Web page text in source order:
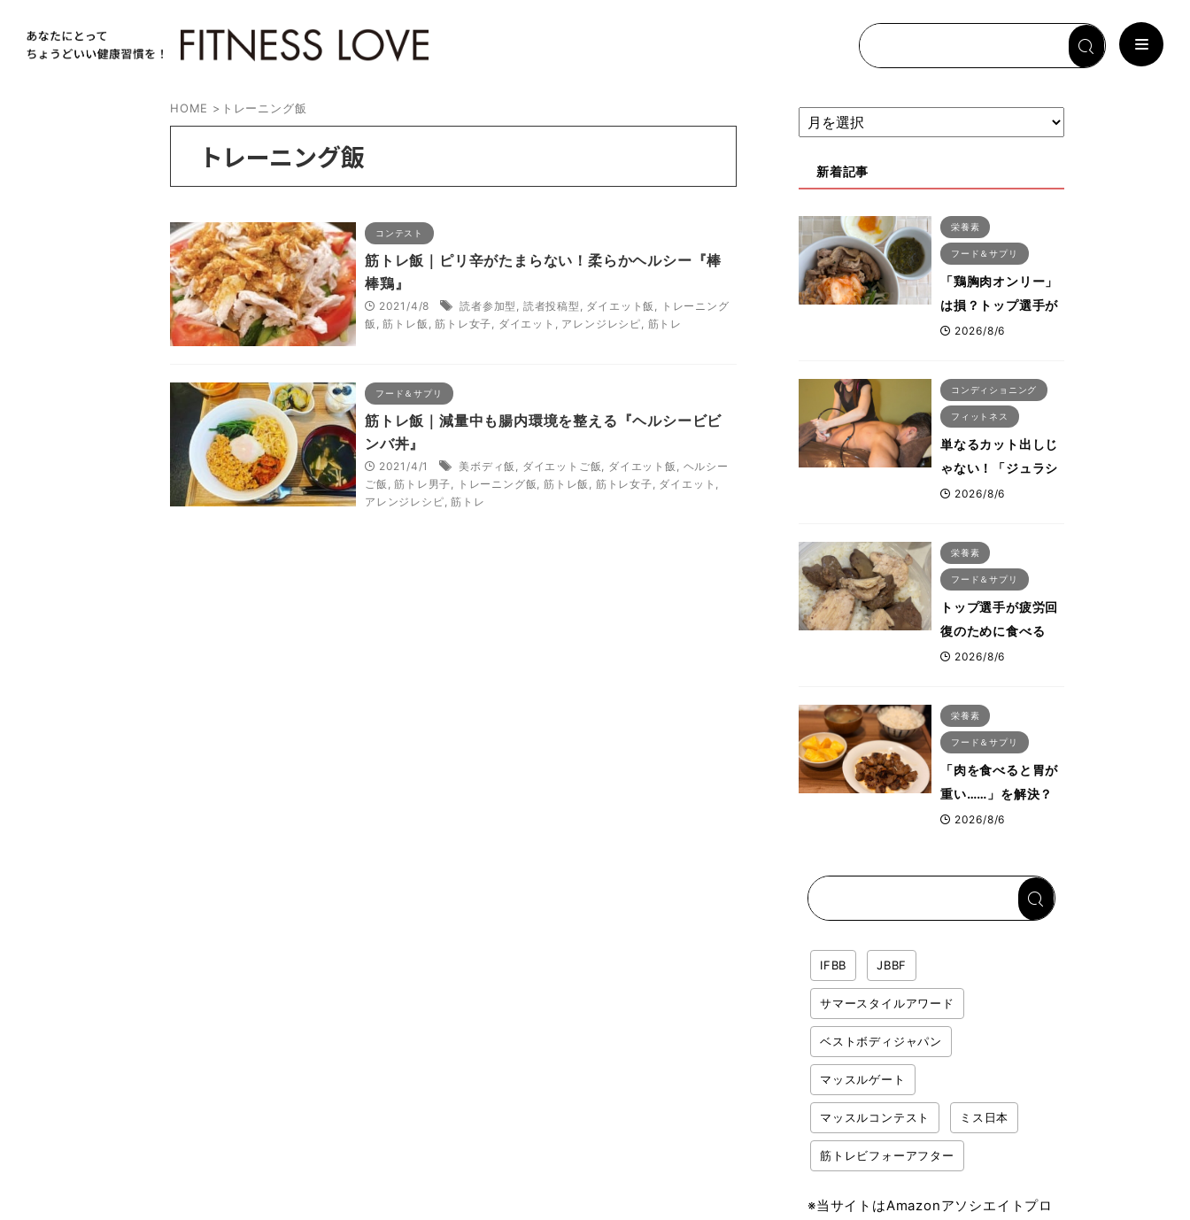
HOME > トレーニング飯
トレーニング飯
コンテスト
筋トレ飯｜ピリ辛がたまらない！柔らかヘルシー『棒
棒鶏』
2021/4/8 読者参加型 , 読者投稿型 , ダイエット飯 , トレーニング
飯 ,筋トレ飯 ,筋トレ女子, ダイエット , アレンジレシピ, 筋トレ
フード＆サプリ
筋トレ飯｜減量中も腸内環境を整える『ヘルシービビ
ンバ丼』
2021/4/1 美ボディ飯 , ダイエットご飯, ダイエット飯 , ヘルシー
ご飯 ,筋トレ男子, トレーニング飯,筋トレ飯 , 筋トレ女子, ダイエット ,
アレンジレシピ,筋トレ
新着記事
栄養素
フード＆サプリ
「鶏胸肉オンリー」
は損？トップ選手が
実践する疲労を残さ
活コンボ
2026/8/6
コンディショニング
フィットネス
単なるカット出しじ
ゃない！「ジュラシ
ック筋膜リリース」
ットした納得の理
由 木澤大祐が解説
2026/8/6
栄養素
フード＆サプリ
トップ選手が疲労回
復のために食べる
「リカバリー飯」と
た鶏レバー活用法
2026/8/6
栄養素
フード＆サプリ
「肉を食べると胃が
重い……」を解決？
トップボディビルダ
2026/8/6
IFBB JBBF
サマースタイルアワード
ベストボディジャパン
マッスルゲート
マッスルコンテスト ミス日本
筋トレビフォーアフター
※当サイトはAmazonアソシエイトプロ